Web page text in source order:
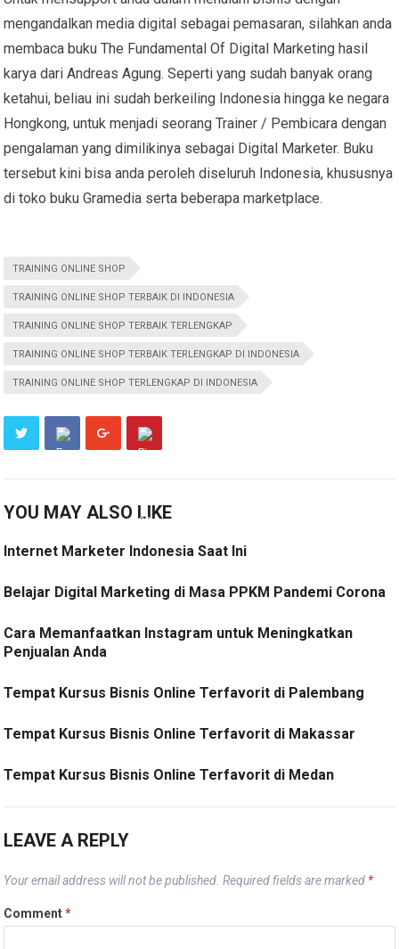
mengandalkan media digital sebagai pemasaran, silahkan anda
membaca buku The Fundamental Of Digital Marketing hasil
karya dari Andreas Agung. Seperti yang sudah banyak orang
ketahui, beliau ini sudah berkeiling Indonesia hingga ke negara
Hongkong, untuk menjadi seorang Trainer / Pembicara dengan
pengalaman yang dimilikinya sebagai Digital Marketer. Buku
tersebut kini bisa anda peroleh diseluruh Indonesia, khususnya
di toko buku Gramedia serta beberapa marketplace.
TRAINING ONLINE SHOP
TRAINING ONLINE SHOP TERBAIK DI INDONESIA
TRAINING ONLINE SHOP TERBAIK TERLENGKAP
TRAINING ONLINE SHOP TERBAIK TERLENGKAP DI INDONESIA
TRAINING ONLINE SHOP TERLENGKAP DI INDONESIA
YOU MAY ALSO LIKE
Internet Marketer Indonesia Saat Ini
Belajar Digital Marketing di Masa PPKM Pandemi Corona
Cara Memanfaatkan Instagram untuk Meningkatkan
Penjualan Anda
Tempat Kursus Bisnis Online Terfavorit di Palembang
Tempat Kursus Bisnis Online Terfavorit di Makassar
Tempat Kursus Bisnis Online Terfavorit di Medan
LEAVE A REPLY
Your email address will not be published. Required fields are marked *
Comment*